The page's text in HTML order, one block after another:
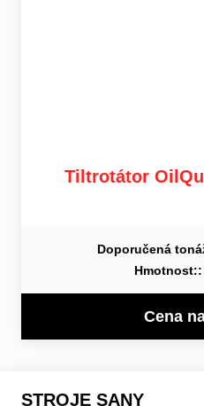
Tiltrotátor
Doporučená
Hmotnost::
Cena
STROJE SANY